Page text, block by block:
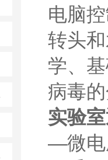
电脑控
转头
学
病毒的
实验
—微电